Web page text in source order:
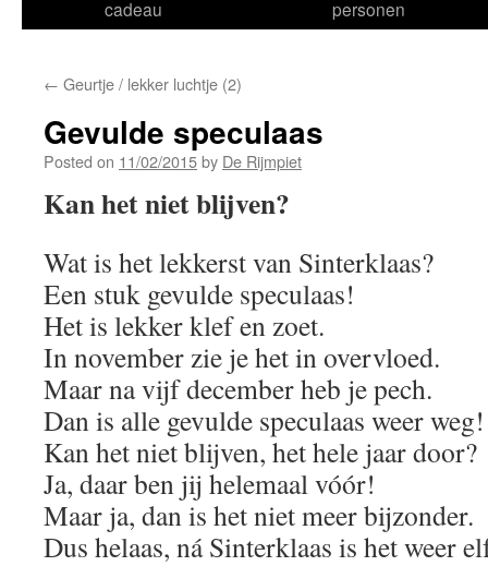
cadeau
personen
← Geurtje / lekker luchtje (2)
Gevulde speculaas
Posted on 11/02/2015by De Rijmpiet
Kan het niet blijven?
Wat is het lekkerst van Sinterklaas?
Een stuk gevulde speculaas!
Het is lekker klef en zoet.
In november zie je het in overvloed.
Maar na vijf december heb je pech.
Dan is alle gevulde speculaas weer weg!
Kan het niet blijven, het hele jaar door?
Ja, daar ben jij helemaal vóór!
Maar ja, dan is het niet meer bijzonder.
Dus helaas, ná Sinterklaas is het weer